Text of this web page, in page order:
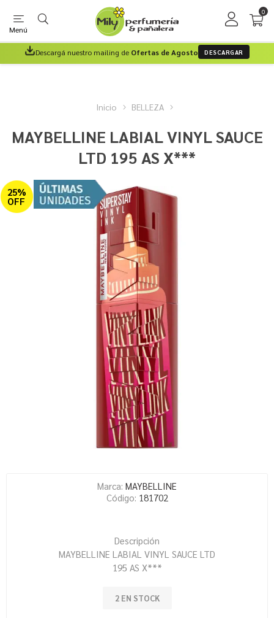
Menú
0
Descargá nuestro mailing de Ofertas de Agosto DESCARGAR
Inicio BELLEZA
MAYBELLINE LABIAL VINYL SAUCE
LTD 195 AS X***
25%
OFF
Marca: MAYBELLINE
Código: 181702
Descripción
MAYBELLINE LABIAL VINYL SAUCE LTD
195 AS X***
2 EN STOCK